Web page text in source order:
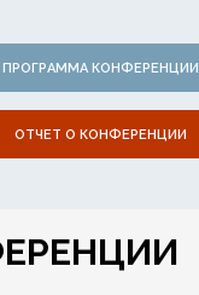
ПРОГРАММА КОНФЕРЕНЦИИ
ОТЧЕТ О КОНФЕРЕНЦИИ